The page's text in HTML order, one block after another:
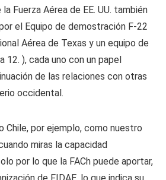
Fuerza Aérea de EE. UU. también
el Equipo de demostración F-22
Aérea de Texas y un equipo de
12. ), cada uno con un papel
de las relaciones con otras
occidental.
Chile, por ejemplo, como nuestro
miras la capacidad
por lo que la FACh puede aportar,